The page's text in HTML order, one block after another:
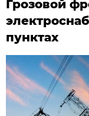
Грозовой
пунктах